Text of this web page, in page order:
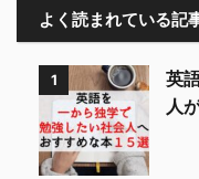
よく読まれている記
1
英
人